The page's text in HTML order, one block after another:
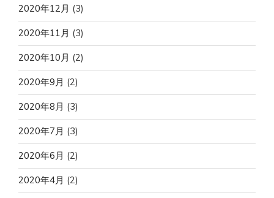
2020年12月 (3)
2020年11月 (3)
2020年10月 (2)
2020年9月 (2)
2020年8月 (3)
2020年7月 (3)
2020年6月 (2)
2020年4月 (2)